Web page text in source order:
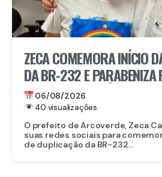
ZECA COMEMORA INÍCIO
DA BR-232 E PARABENIZA
POR OBRA HISTÓRICA
06/08/2026
40 visualizações
O prefeito de Arcoverde, Zeca
suas redes sociais para
de duplicação da BR-232...